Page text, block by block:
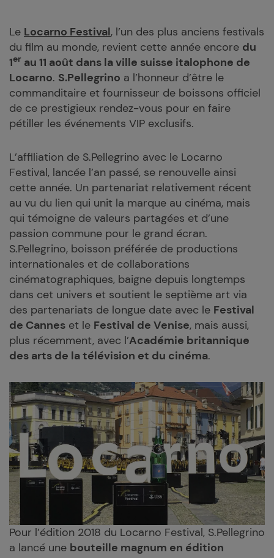
Le Locarno Festival, l’un des plus anciens festivals
du film au monde, revient cette année encore du
1er au 11 août dans la ville suisse italophone de
Locarno. S.Pellegrino a l’honneur d’être le
commanditaire et fournisseur de boissons officiel
de ce prestigieux rendez-vous pour en faire
pétiller les événements VIP exclusifs.
L’affiliation de S.Pellegrino avec le Locarno
Festival, lancée l’an passé, se renouvelle ainsi
cette année. Un partenariat relativement récent
au vu du lien qui unit la marque au cinéma, mais
qui témoigne de valeurs partagées et d’une
passion commune pour le grand écran.
S.Pellegrino, boisson préférée de productions
internationales et de collaborations
cinématographiques, baigne depuis longtemps
dans cet univers et soutient le septième art via
des partenariats de longue date avec le Festival
de Cannes et le Festival de Venise, mais aussi,
plus récemment, avec l’Académie britannique
des arts de la télévision et du cinéma.
Pour l’édition 2018 du Locarno Festival, S.Pellegrino
a lancé une bouteille magnum en édition